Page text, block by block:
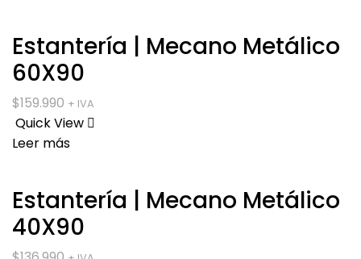
Estantería | Mecano Metálico
60X90
$159.990 + IVA
Quick View
Leer más
Estantería | Mecano Metálico
40X90